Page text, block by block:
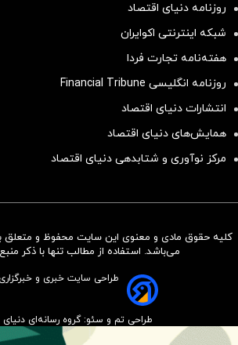
روزنامه دنیای اقتصاد
شبکه اینترنتی اکوایران
هفته‌نامه تجارت فردا
روزنامه انگلیسی Financial Tribune
انتشارات دنیای اقتصاد
همایش‌های دنیای اقتصاد
مرکز نوآوری و شتابدهی دنیای اقتصاد
کلیه حقوق مادی و معنوی این سایت محفوظ و متعلق به
می‌باشد. استفاده از مطالب تنها با ذکر
طراحی سایت خبری و
طراحی تم و سئو: گروه رسانه‌ای دنیای